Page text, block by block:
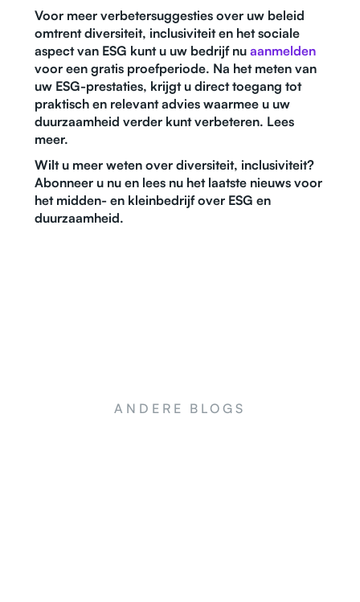
Voor meer verbetersuggesties over uw beleid
omtrent diversiteit, inclusiviteit en het sociale
aspect van ESG kunt u uw bedrijf nu aanmelden
voor een gratis proefperiode. Na het meten van
uw ESG-prestaties, krijgt u direct toegang tot
praktisch en relevant advies waarmee u uw
duurzaamheid verder kunt verbeteren. Lees
meer.
Wilt u meer weten over diversiteit, inclusiviteit?
Abonneer u nu en lees nu het laatste nieuws voor
het midden- en kleinbedrijf over ESG en
duurzaamheid.
ANDERE BLOGS